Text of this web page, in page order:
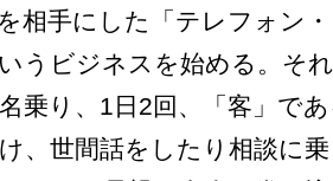
相手にした「テレフォン
うビジネスを始める。そ
乗り、1日2回、「客」で
、世間話をしたり相談に